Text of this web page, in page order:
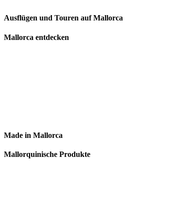
Ausflügen und Touren auf Mallorca
Mallorca entdecken
Made in Mallorca
Mallorquinische Produkte